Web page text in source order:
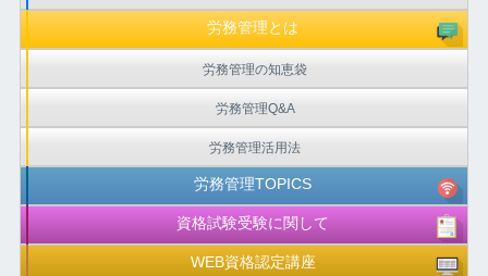
労務管理とは
労務管理の知恵袋
労務管理Q&A
労務管理活用法
労務管理TOPICS
資格試験受験に関して
WEB資格認定講座